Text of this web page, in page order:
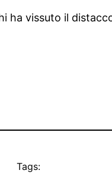
ha vissuto il
Tags: